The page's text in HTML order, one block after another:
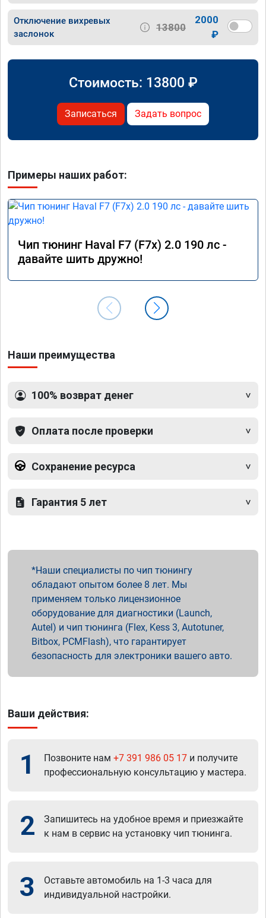
Отключение вихревых
заслонок
13800
2000
₽
Стоимость: 13800 ₽
Записаться Задать вопрос
Примеры наших работ:
Чип тюнинг Haval F7 (F7x) 2.0 190 лс -
давайте шить дружно!
Наши преимущества
100% возврат денег
Оплата после проверки
Сохранение ресурса
Гарантия 5 лет
Наши специалисты по чип тюнингу
обладают опытом более 8 лет. Мы
применяем только лицензионное
оборудование для диагностики (Launch,
Autel) и чип тюнинга (Flex, Kess 3, Autotuner,
Bitbox, PCMFlash), что гарантирует
безопасность для электроники вашего авто.
Ваши действия:
1 Позвоните нам +7 391 986 05 17 и получите
профессиональную консультацию у мастера.
2
Запишитесь на удобное время и приезжайте
к нам в сервис на установку чип тюнинга.
3
Оставьте автомобиль на 1-3 часа для
индивидуальной настройки.